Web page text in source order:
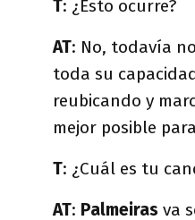
T: ¿Esto ocurre?
AT: No, todavía
toda su
reubicando y
mejor posible
T: ¿Cuál es tu
AT: Palmeiras va